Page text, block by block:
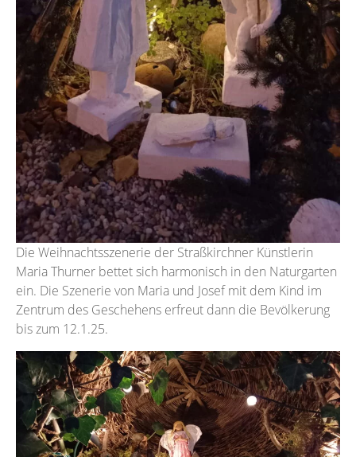
Die Weihnachtsszenerie der Straßkirchner Künstlerin
Maria Thurner bettet sich harmonisch in den Naturgarten
ein. Die Szenerie von Maria und Josef mit dem Kind im
Zentrum des Geschehens erfreut dann die Bevölkerung
bis zum 12.1.25.